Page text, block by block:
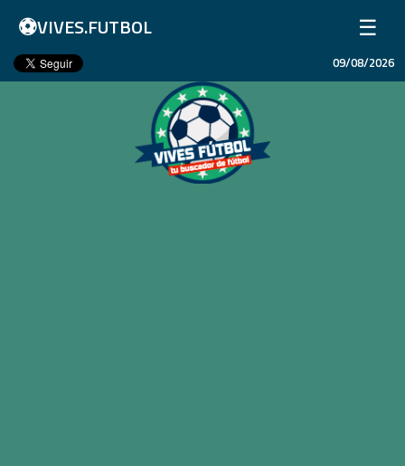
⚽VIVES.FUTBOL ☰
Inicio
09/08/2026